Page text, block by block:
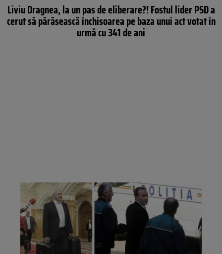
Liviu Dragnea, la un pas de eliberare?! Fostul lider PSD a
cerut să părăsească închisoarea pe baza unui act votat în
urmă cu 341 de ani